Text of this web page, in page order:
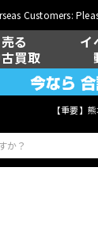
Customers:
売る
買取
イ
【重要】